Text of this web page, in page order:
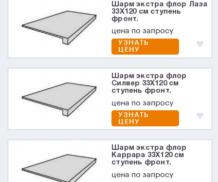
Шарм экстра флор Лаза
33X120 см ступень
фронт.
цена по запросу
УЗНАТЬ
ЦЕНУ
Шарм экстра флор
Силвер 33X120 см
ступень фронт.
цена по запросу
УЗНАТЬ
ЦЕНУ
Шарм экстра флор
Каррара 33X120 см
ступень фронт.
цена по запросу